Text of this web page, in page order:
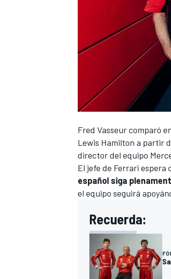
Fred Vasseur comparó
Lewis Hamilton a partir
director del equipo
El jefe de Ferrari espera
español siga
el equipo seguirá
Recuerda: